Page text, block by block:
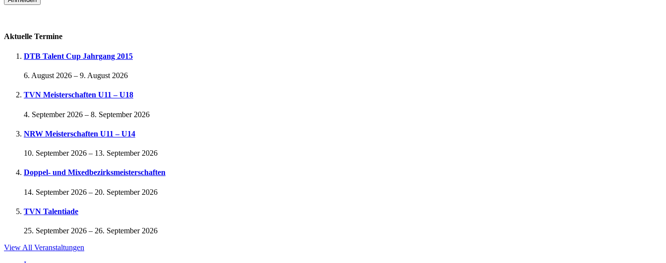
Aktuelle Termine
DTB Talent Cup Jahrgang 2015
6. August 2026 – 9. August 2026
TVN Meisterschaften U11 – U18
4. September 2026 – 8. September 2026
NRW Meisterschaften U11 – U14
10. September 2026 – 13. September 2026
Doppel- und Mixedbezirksmeisterschaften
14. September 2026 – 20. September 2026
TVN Talentiade
25. September 2026 – 26. September 2026
View All Veranstaltungen